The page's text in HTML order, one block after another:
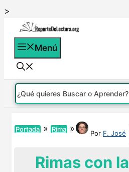
>
contenido
Menú
Portada » Rima » Por F. José
Rimas con